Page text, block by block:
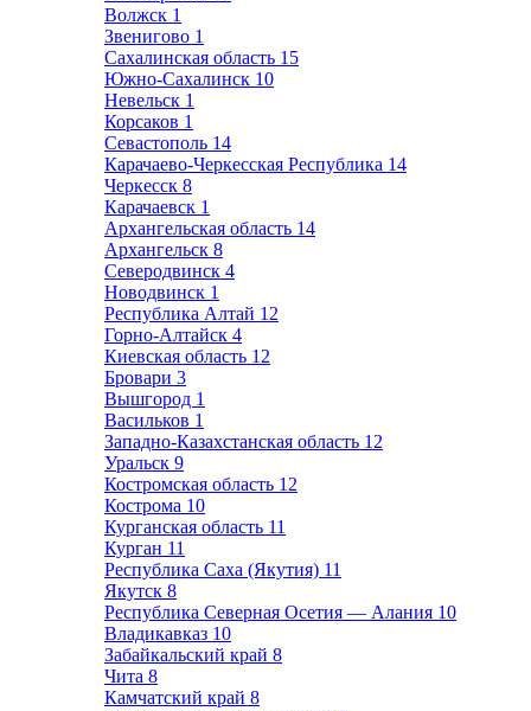
Волжск 1
Звенигово 1
Сахалинская область 15
Южно-Сахалинск 10
Невельск 1
Корсаков 1
Севастополь 14
Карачаево-Черкесская Республика 14
Черкесск 8
Карачаевск 1
Архангельская область 14
Архангельск 8
Северодвинск 4
Новодвинск 1
Республика Алтай 12
Горно-Алтайск 4
Киевская область 12
Бровари 3
Вышгород 1
Васильков 1
Западно-Казахстанская область 12
Уральск 9
Костромская область 12
Кострома 10
Курганская область 11
Курган 11
Республика Саха (Якутия) 11
Якутск 8
Республика Северная Осетия — Алания 10
Владикавказ 10
Забайкальский край 8
Чита 8
Камчатский край 8